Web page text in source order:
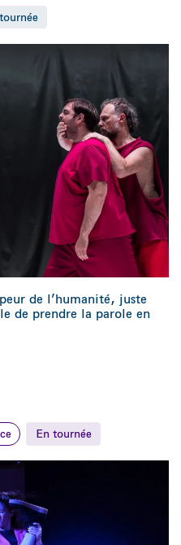
de l’humanité, juste
de prendre la parole en
En tournée